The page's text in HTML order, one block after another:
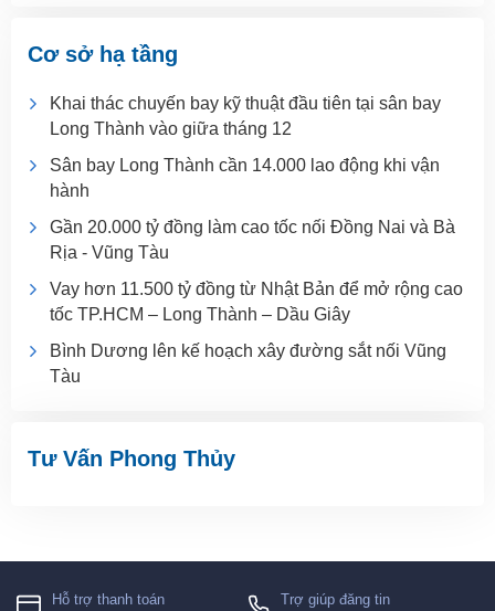
Cơ sở hạ tầng
Khai thác chuyến bay kỹ thuật đầu tiên tại sân bay
Long Thành vào giữa tháng 12
Sân bay Long Thành cần 14.000 lao động khi vận
hành
Gần 20.000 tỷ đồng làm cao tốc nối Đồng Nai và Bà
Rịa - Vũng Tàu
Vay hơn 11.500 tỷ đồng từ Nhật Bản để mở rộng cao
tốc TP.HCM – Long Thành – Dầu Giây
Bình Dương lên kế hoạch xây đường sắt nối Vũng
Tàu
Tư Vấn Phong Thủy
Hỗ trợ thanh toán Trợ giúp đăng tin